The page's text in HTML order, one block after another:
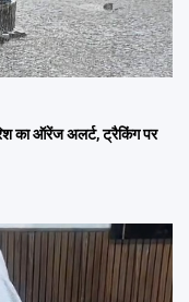
का ऑरेंज अलर्ट, ट्रैकिंग पर